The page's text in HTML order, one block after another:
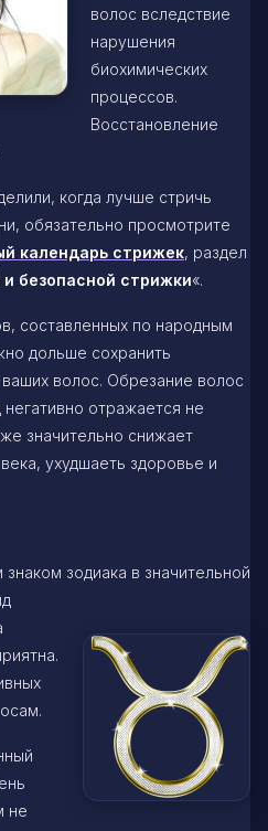
волос вследствие
нарушения
биохимических
процессов.
Восстановление
когда лучше стричь
обязательно просмотрите
календарь стрижек, раздел
безопасной стрижки«.
составленных по народным
дольше сохранить
волос. Обрезание волос
отражается не
значительно снижает
ухудшаеть здоровье и
зодиака в значительной
не